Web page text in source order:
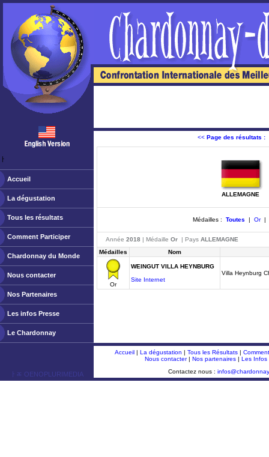
ￂﾠ
Accueil
La dégustation
Tous les résultats
Comment Participer
Chardonnay du Monde
Nous contacter
Nos Partenaires
Les infos Presse
Le Chardonnay
<< Page des résultats :
ALLEMAGNE
Médailles : Toutes | Or|
Année 2018 | Médaille Or | Pays ALLEMAGNE
Médailles
Nom
Or
WEINGUT VILLA HEYNBURG
Site Internet
Villa Heynburg
ￂﾮ OENOPLURIMEDIA
Accueil| La dégustation | Tous les Résultats|
Nous contacter| Nos partenaires| Les Infos
Contactez nous :